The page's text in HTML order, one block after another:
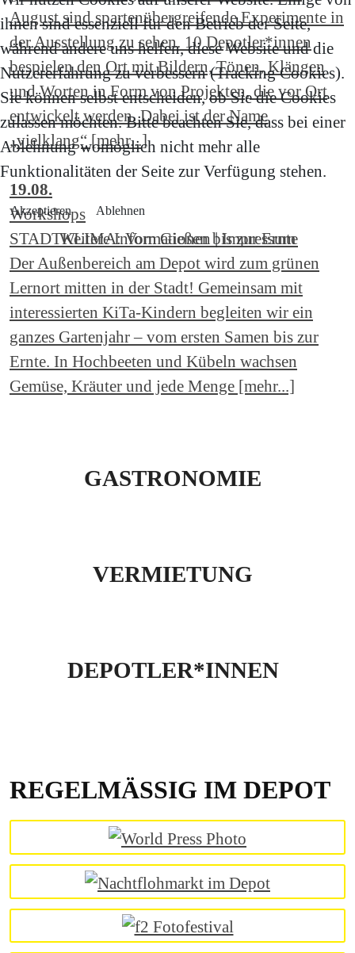
August sind spartenübergreifende Experimente in
der Ausstellung zu sehen. 10 Depotler*innen
bespielen den Ort mit Bildern, Tönen, Klängen
und Worten in Form von Projekten, die vor Ort
entwickelt werden. Dabei ist der Name
„vielklang“ [mehr...]
19.08.
Workshops
STADTKLIMA: Vom Gießen bis zur Ernte
Der Außenbereich am Depot wird zum grünen
Lernort mitten in der Stadt! Gemeinsam mit
interessierten KiTa-Kindern begleiten wir ein
ganzes Gartenjahr – vom ersten Samen bis zur
Ernte. In Hochbeeten und Kübeln wachsen
Gemüse, Kräuter und jede Menge [mehr...]
GASTRONOMIE
VERMIETUNG
DEPOTLER*INNEN
REGELMÄSSIG IM DEPOT
ihnen sind essenziell für den Betrieb der Seite,
während andere uns helfen, diese Website und die
Nutzererfahrung zu verbessern (Tracking Cookies).
Sie können selbst entscheiden, ob Sie die Cookies
zulassen möchten. Bitte beachten Sie, dass bei einer
Ablehnung womöglich nicht mehr alle
Funktionalitäten der Seite zur Verfügung stehen.
Akzeptieren Ablehnen
Weitere Informationen|Impressum